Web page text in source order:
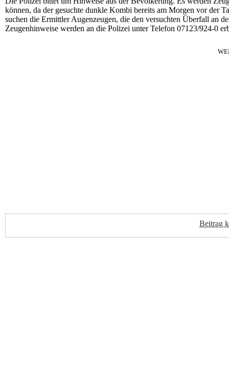
können, da der gesuchte dunkle Kombi bereits am Morgen vor der
suchen die Ermittler Augenzeugen, die den versuchten Überfall an
Zeugenhinweise werden an die Polizei unter Telefon 07123/924-0
Beitrag